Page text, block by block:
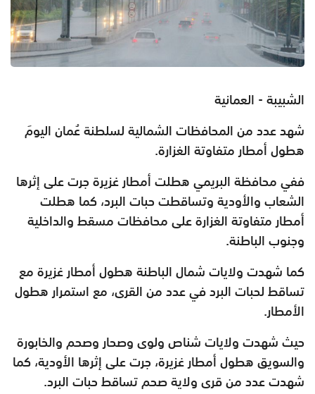
الشبيبة - العمانية
شهد عدد من المحافظات الشمالية لسلطنة عُمان اليومَ
هطول أمطار متفاوتة الغزارة.
ففي محافظة البريمي هطلت أمطار غزيرة جرت على إثرها
الشعاب والأودية وتساقطت حبات البرد، كما هطلت
أمطار متفاوتة الغزارة على محافظات مسقط والداخلية
وجنوب الباطنة.
كما شهدت ولايات شمال الباطنة هطول أمطار غزيرة مع
تساقط لحبات البرد في عدد من القرى، مع استمرار هطول
الأمطار.
حيث شهدت ولايات شناص ولوى وصحار وصحم والخابورة
والسويق هطول أمطار غزيرة، جرت على إثرها الأودية، كما
شهدت عدد من قرى ولاية صحم تساقط حبات البرد.